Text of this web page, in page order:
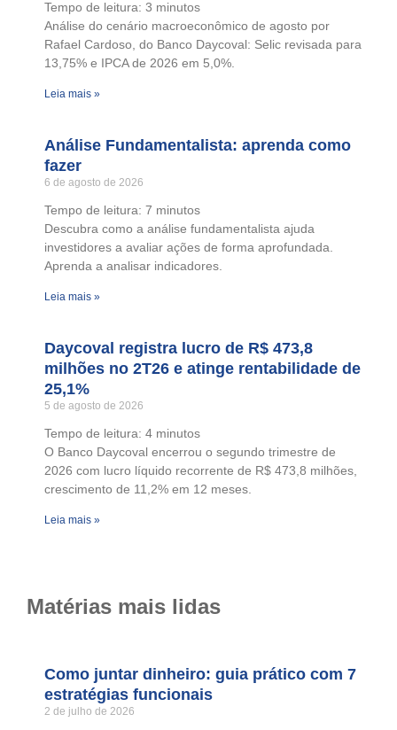
Tempo de leitura: 3 minutos
Análise do cenário macroeconômico de agosto por
Rafael Cardoso, do Banco Daycoval: Selic revisada para
13,75% e IPCA de 2026 em 5,0%.
Leia mais »
Análise Fundamentalista: aprenda como
fazer
6 de agosto de 2026
Tempo de leitura: 7 minutos
Descubra como a análise fundamentalista ajuda
investidores a avaliar ações de forma aprofundada.
Aprenda a analisar indicadores.
Leia mais »
Daycoval registra lucro de R$ 473,8
milhões no 2T26 e atinge rentabilidade de
25,1%
5 de agosto de 2026
Tempo de leitura: 4 minutos
O Banco Daycoval encerrou o segundo trimestre de
2026 com lucro líquido recorrente de R$ 473,8 milhões,
crescimento de 11,2% em 12 meses.
Leia mais »
Matérias mais lidas
Como juntar dinheiro: guia prático com 7
estratégias funcionais
2 de julho de 2026